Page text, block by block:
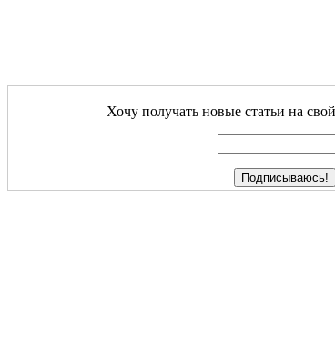
Хочу получать новые статьи на